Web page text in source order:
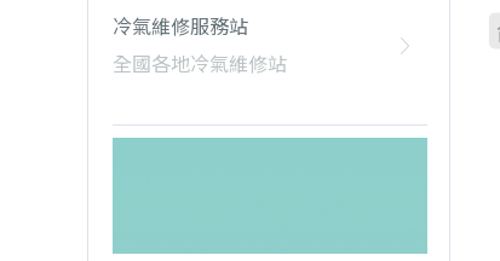
冷氣維修服務站
全國各地冷氣維修站